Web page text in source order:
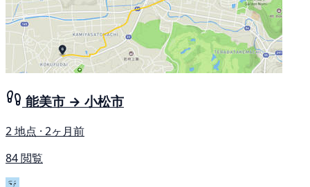
能美市 → 小松市
2 地点 · 2ヶ月前
84 閲覧